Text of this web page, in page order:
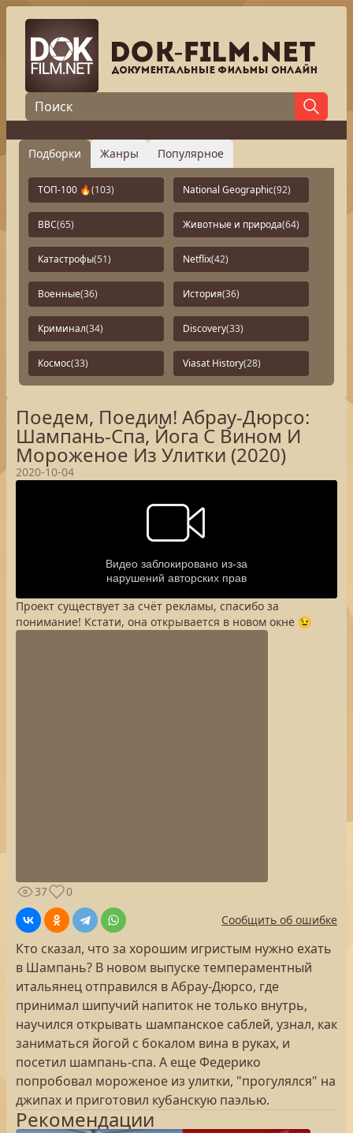
Подборки Жанры Популярное
ТОП-100 🔥(103) National Geographic(92)
BBC(65) Животные и природа(64)
Катастрофы(51) Netflix(42)
Военные(36) История(36)
Криминал(34) Discovery(33)
Космос(33) Viasat History(28)
Поедем, Поедим! Абрау-Дюрсо:
Шампань-Спа, Йога С Вином И
Мороженое Из Улитки (2020)
2020-10-04
Проект существует за счёт рекламы, спасибо за
понимание! Кстати, она открывается в новом окне 😉
37
0
Сообщить об ошибке
Кто сказал, что за хорошим игристым нужно ехать
в Шампань? В новом выпуске темпераментный
итальянец отправился в Абрау-Дюрсо, где
принимал шипучий напиток не только внутрь,
научился открывать шампанское саблей, узнал, как
заниматься йогой с бокалом вина в руках, и
посетил шампань-спа. А еще Федерико
попробовал мороженое из улитки, "прогулялся" на
джипах и приготовил кубанскую паэлью.
Рекомендации